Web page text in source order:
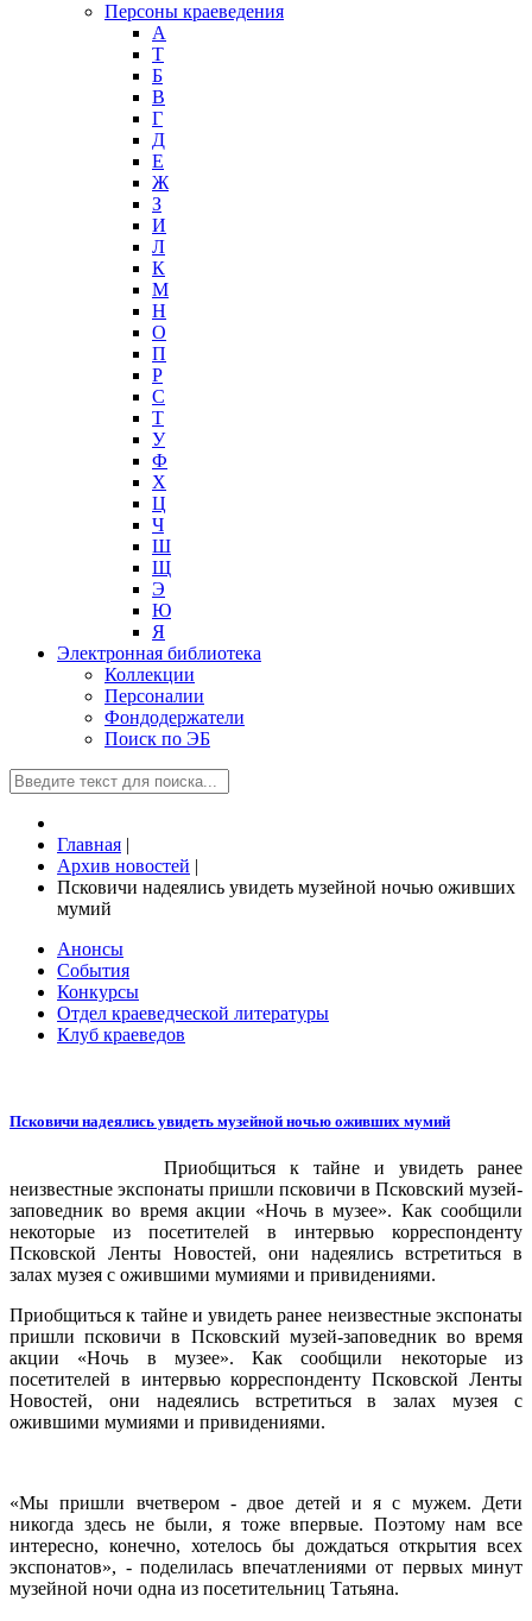
Персоны краеведения
А
T
Б
В
Г
Д
Е
Ж
З
И
Л
К
М
Н
О
П
Р
С
Т
У
Ф
Х
Ц
Ч
Ш
Щ
Э
Ю
Я
Электронная библиотека
Коллекции
Персоналии
Фондодержатели
Поиск по ЭБ
Главная |
Архив новостей |
Псковичи надеялись увидеть музейной ночью оживших
мумий
Анонсы
События
Конкурсы
Отдел краеведческой литературы
Клуб краеведов
Псковичи надеялись увидеть музейной ночью оживших мумий
Приобщиться к тайне и увидеть ранее
неизвестные экспонаты пришли псковичи в Псковский музей-
заповедник во время акции «Ночь в музее». Как сообщили
некоторые из посетителей в интервью корреспонденту
Псковской Ленты Новостей, они надеялись встретиться в
залах музея с ожившими мумиями и привидениями.
Приобщиться к тайне и увидеть ранее неизвестные экспонаты
пришли псковичи в Псковский музей-заповедник во время
акции «Ночь в музее». Как сообщили некоторые из
посетителей в интервью корреспонденту Псковской Ленты
Новостей, они надеялись встретиться в залах музея с
ожившими мумиями и привидениями.
«Мы пришли вчетвером - двое детей и я с мужем. Дети
никогда здесь не были, я тоже впервые. Поэтому нам все
интересно, конечно, хотелось бы дождаться открытия всех
экспонатов», - поделилась впечатлениями от первых минут
музейной ночи одна из посетительниц Татьяна.